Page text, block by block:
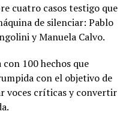
cuatro casos testigo que
de silenciar: Pablo
y Manuela Calvo.
100 hechos que
con el objetivo de
voces críticas y convertir